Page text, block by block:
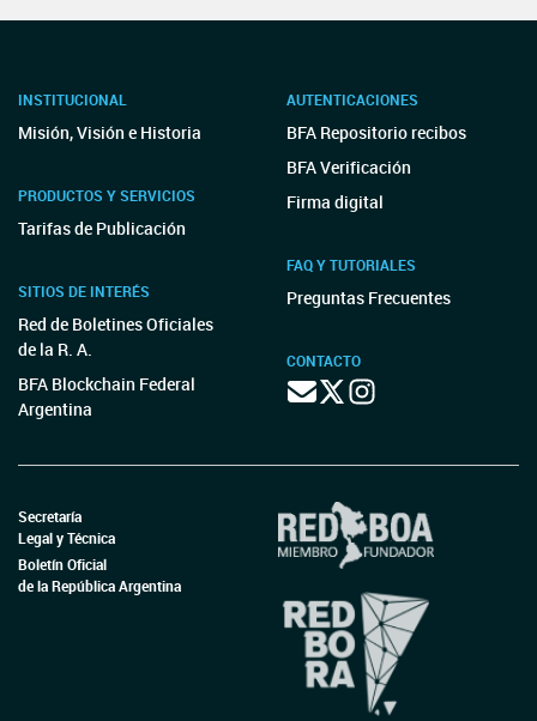
INSTITUCIONAL
Misión, Visión e Historia
PRODUCTOS Y SERVICIOS
Tarifas de Publicación
SITIOS DE INTERÉS
Red de Boletines Oficiales
de la R. A.
BFA Blockchain Federal
Argentina
AUTENTICACIONES
BFA Repositorio recibos
BFA Verificación
Firma digital
FAQ Y TUTORIALES
Preguntas Frecuentes
CONTACTO
Secretaría
Legal y Técnica
Boletín Oficial
de la República Argentina